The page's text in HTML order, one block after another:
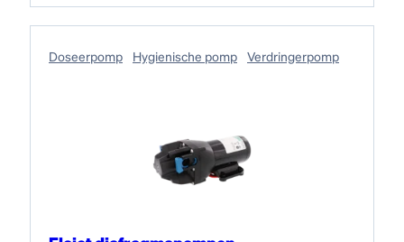
Doseerpomp Hygienische pomp Verdringerpomp